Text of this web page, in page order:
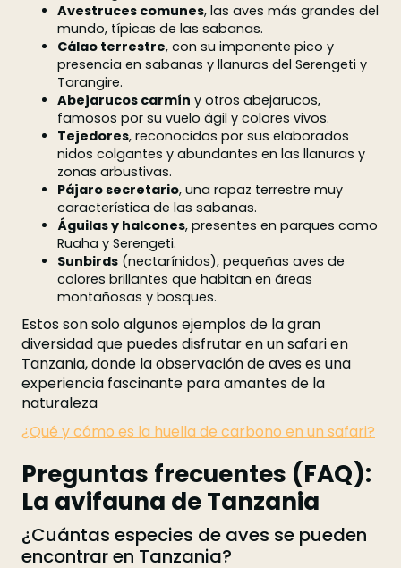
Avestruces comunes, las aves más grandes del
mundo, típicas de las sabanas.
Cálao terrestre, con su imponente pico y
presencia en sabanas y llanuras del Serengeti y
Tarangire.
Abejarucos carmín y otros abejarucos,
famosos por su vuelo ágil y colores vivos.
Tejedores, reconocidos por sus elaborados
nidos colgantes y abundantes en las llanuras y
zonas arbustivas.
Pájaro secretario, una rapaz terrestre muy
característica de las sabanas.
Águilas y halcones, presentes en parques como
Ruaha y Serengeti.
Sunbirds (nectarínidos), pequeñas aves de
colores brillantes que habitan en áreas
montañosas y bosques.
Estos son solo algunos ejemplos de la gran
diversidad que puedes disfrutar en un safari en
Tanzania, donde la observación de aves es una
experiencia fascinante para amantes de la
naturaleza
¿Qué y cómo es la huella de carbono en un safari?
Preguntas frecuentes (FAQ):
La avifauna de Tanzania
¿Cuántas especies de aves se pueden
encontrar en Tanzania?